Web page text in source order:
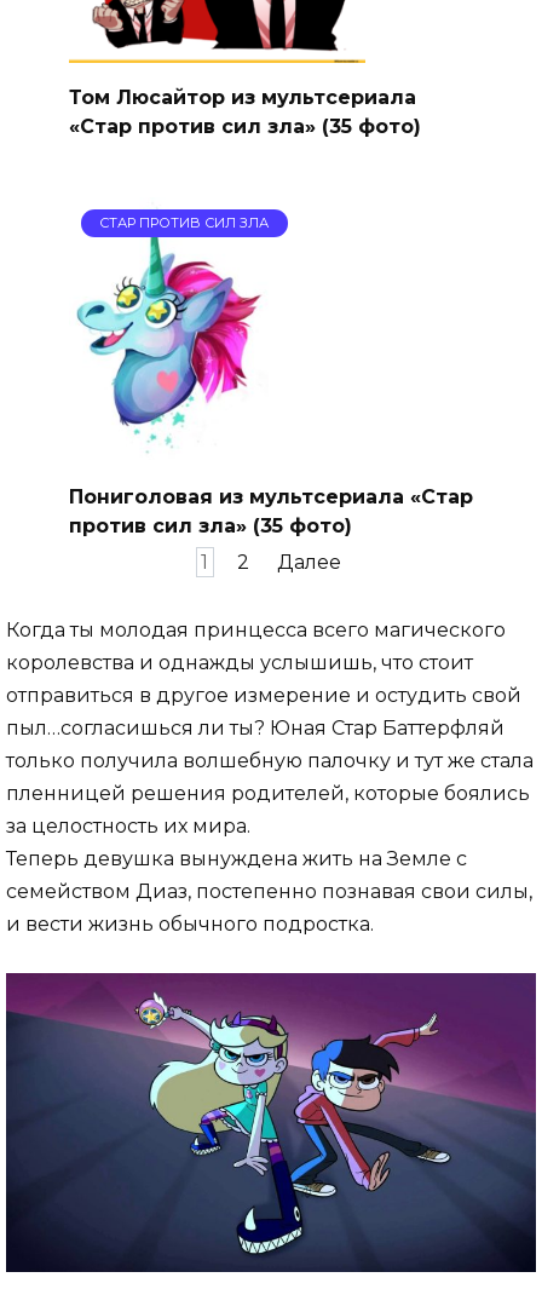
Том Люсайтор из мультсериала
«Стар против сил зла» (35 фото)
СТАР ПРОТИВ СИЛ ЗЛА
Пониголовая из мультсериала «Стар
против сил зла» (35 фото)
1 2 Далее
Когда ты молодая принцесса всего магического
королевства и однажды услышишь, что стоит
отправиться в другое измерение и остудить свой
пыл…согласишься ли ты? Юная Стар Баттерфляй
только получила волшебную палочку и тут же стала
пленницей решения родителей, которые боялись
за целостность их мира.
Теперь девушка вынуждена жить на Земле с
семейством Диаз, постепенно познавая свои силы,
и вести жизнь обычного подростка.